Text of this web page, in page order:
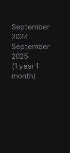
September
2024 -
September
2025
(1 year 1
month)